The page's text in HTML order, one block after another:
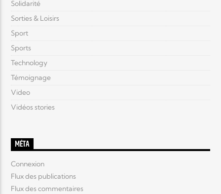
Solidarité
Sorties & Loisirs
Sport
Sports
Technology
Témoignage
Video
Vidéos stories
MÉTA
Connexion
Flux des publications
Flux des commentaires